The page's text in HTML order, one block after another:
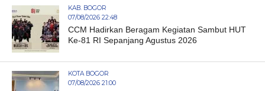
KAB. BOGOR
07/08/2026 22:48
CCM Hadirkan Beragam Kegiatan Sambut HUT
Ke-81 RI Sepanjang Agustus 2026
KOTA BOGOR
07/08/2026 21:00